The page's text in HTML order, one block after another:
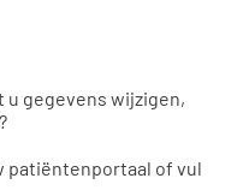
u gegevens wijzigen,
patiëntenportaal of vul